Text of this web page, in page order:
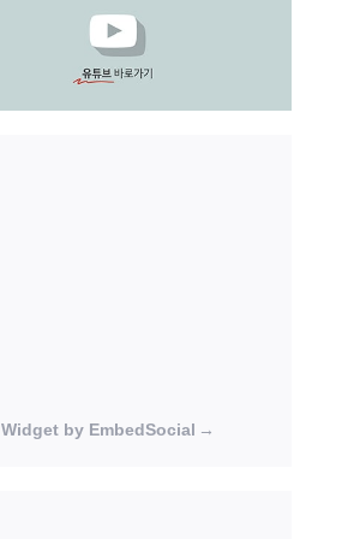
Widget by EmbedSocial →